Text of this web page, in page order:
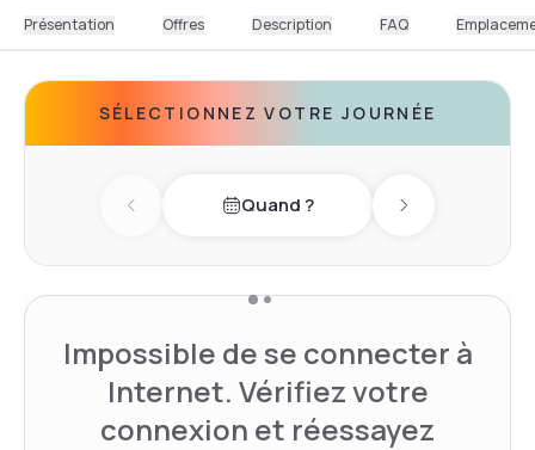
Présentation Offres Description FAQ
SÉLECTIONNEZ VOTRE JOURNÉE
Previous dayQuand ? Next day
Impossible de se connecter à
Internet. Vérifiez votre
connexion et réessayez